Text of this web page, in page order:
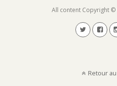
All content Copyright ©
Retour